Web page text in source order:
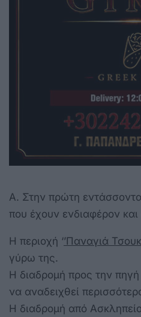
Α. Στην πρώτη
που έχουν ενδιαφέρον
Η περιοχή ‘’Παναγιά
γύρω της.
Η διαδρομή προς την πηγή
να αναδειχθεί
Η διαδρομή από